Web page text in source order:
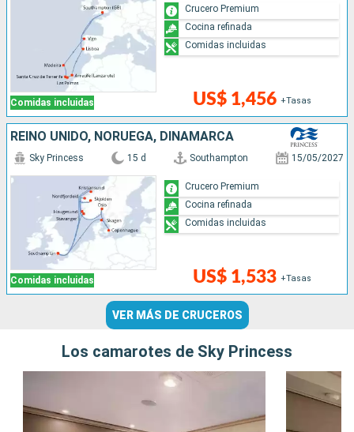
Comidas incluidas US$ 1,456 +Tasas
Crucero Premium
Cocina refinada
Comidas incluidas
REINO UNIDO, NORUEGA, DINAMARCA
Comidas incluidas
Sky Princess 15 d Southampton 15/05/2027
US$ 1,533 +Tasas
Crucero Premium
Cocina refinada
Comidas incluidas
VER MÁS DE CRUCEROS
Los camarotes de Sky Princess